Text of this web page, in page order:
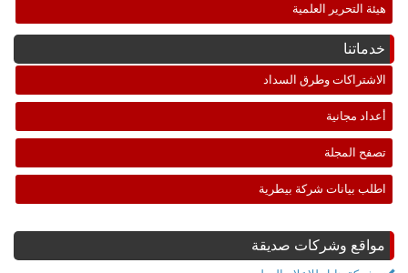
هيئة التحرير العلمية
خدماتنا
الاشتراكات وطرق السداد
أعداد مجانية
تصفح المجلة
اطلب بيانات شركة بيطرية
مواقع وشركات صديقة